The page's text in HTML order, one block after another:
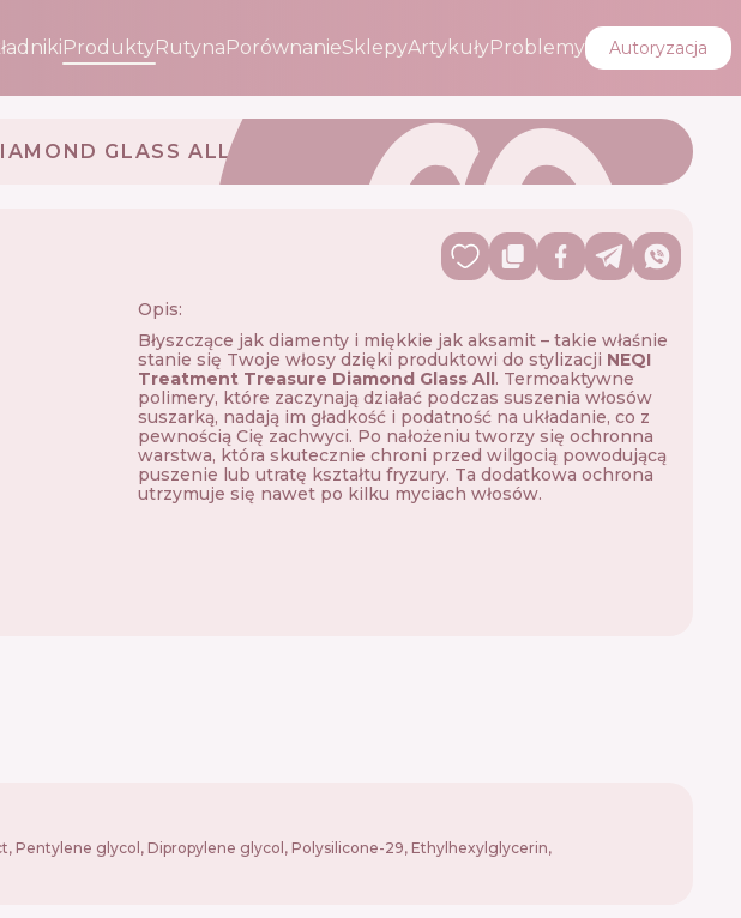
ProduktyRutynaPorównanieSklepyArtykułyProblemy Autoryzacja
GLASS ALL
Opis:
Błyszczące jak diamenty i miękkie jak aksamit – takie właśnie
stanie się Twoje włosy dzięki produktowi do stylizacji NEQI
Treatment Treasure Diamond Glass All. Termoaktywne
polimery, które zaczynają działać podczas suszenia włosów
suszarką, nadają im gładkość i podatność na układanie, co z
pewnością Cię zachwyci. Po nałożeniu tworzy się ochronna
warstwa, która skutecznie chroni przed wilgocią powodującą
puszenie lub utratę kształtu fryzury. Ta dodatkowa ochrona
utrzymuje się nawet po kilku myciach włosów.
Pentylene glycol, Dipropylene glycol, Polysilicone-29, Ethylhexylglycerin,